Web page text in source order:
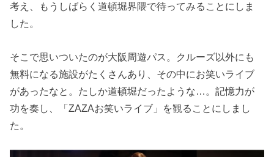
考え、もうしばらく道頓堀界隈で待ってみることにしま
した。
そこで思いついたのが大阪周遊パス。クルーズ以外にも
無料になる施設がたくさんあり、その中にお笑いライブ
があったなと。たしか道頓堀だったような…。記憶力が
功を奏し、「ZAZAお笑いライブ」を観ることにしまし
た。